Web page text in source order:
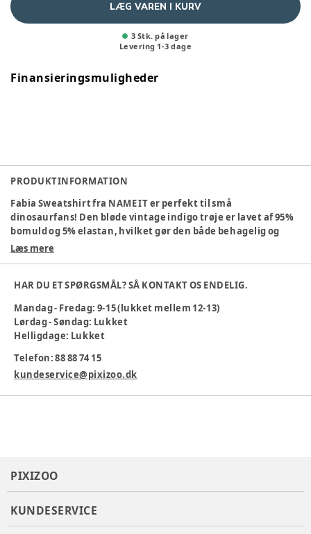
LÆG VAREN I KURV
3 Stk. på lager
Levering 1-3 dage
Finansieringsmuligheder
PRODUKTINFORMATION
Fabia Sweatshirt fra NAME IT er perfekt til små
dinosaurfans! Den bløde vintage indigo trøje er lavet af 95%
bomuld og 5% elastan, hvilket gør den både behagelig og
fleksibel.
Materiale: 95% bomuld, 5% elastan
Sjovt dinosaurprint
Perfekt til leg og hverdag
Maskinvask 40 °C
komfortabel!
Farve:Blå
Materiale:95% Cotton, 5% Elastane
Varenummer:
Læs mere
HAR DU ET SPØRGSMÅL? SÅ KONTAKT OS ENDELIG.
Mandag - Fredag: 9-15 (lukket mellem 12-13)
Lørdag - Søndag: Lukket
Helligdage: Lukket
Telefon: 88 88 74 15
kundeservice@pixizoo.dk
PIXIZOO
KUNDESERVICE